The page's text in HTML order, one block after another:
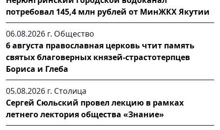
потребовал 145,4 млн рублей от МинЖКХ Якутии
06.08.2026 г. Общество
6 августа православная церковь чтит память
святых благоверных князей-страстотерпцев
Бориса и Глеба
05.08.2026 г. Столица
Сергей Сюльский провел лекцию в рамках
летнего лектория общества «Знание»